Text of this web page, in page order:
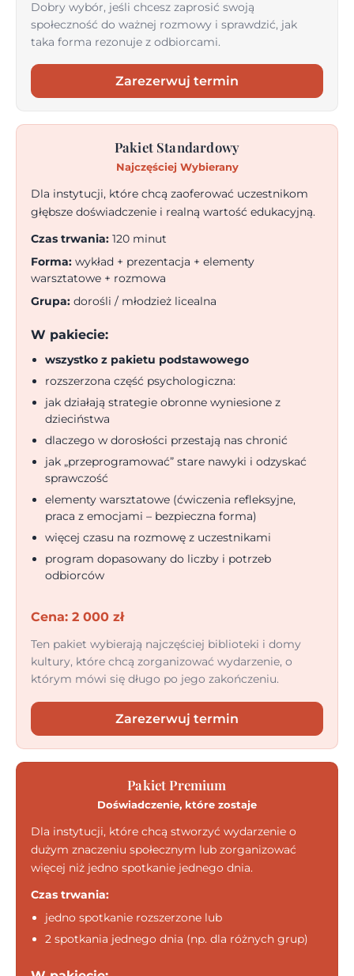
Dobry wybór, jeśli chcesz zaprosić swoją
społeczność do ważnej rozmowy i sprawdzić, jak
taka forma rezonuje z odbiorcami.
Zarezerwuj termin
Pakiet Standardowy
Najczęściej Wybierany
Dla instytucji, które chcą zaoferować uczestnikom
głębsze doświadczenie i realną wartość edukacyjną.
Czas trwania: 120 minut
Forma: wykład + prezentacja + elementy
warsztatowe + rozmowa
Grupa: dorośli / młodzież licealna
W pakiecie:
wszystko z pakietu podstawowego
rozszerzona część psychologiczna:
jak działają strategie obronne wyniesione z
dzieciństwa
dlaczego w dorosłości przestają nas chronić
jak „przeprogramować” stare nawyki i odzyskać
sprawczość
elementy warsztatowe (ćwiczenia refleksyjne,
praca z emocjami – bezpieczna forma)
więcej czasu na rozmowę z uczestnikami
program dopasowany do liczby i potrzeb
odbiorców
Cena: 2 000 zł
Ten pakiet wybierają najczęściej biblioteki i domy
kultury, które chcą zorganizować wydarzenie, o
którym mówi się długo po jego zakończeniu.
Zarezerwuj termin
Pakiet Premium
Doświadczenie, które zostaje
Dla instytucji, które chcą stworzyć wydarzenie o
dużym znaczeniu społecznym lub zorganizować
więcej niż jedno spotkanie jednego dnia.
Czas trwania:
jedno spotkanie rozszerzone lub
2 spotkania jednego dnia (np. dla różnych grup)